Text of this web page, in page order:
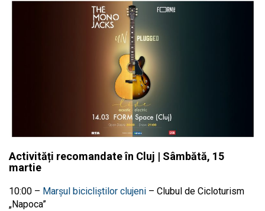
Activități recomandate în Cluj | Sâmbătă, 15
martie
10:00 – Marșul bicicliștilor clujeni – Clubul de Cicloturism
„Napoca”